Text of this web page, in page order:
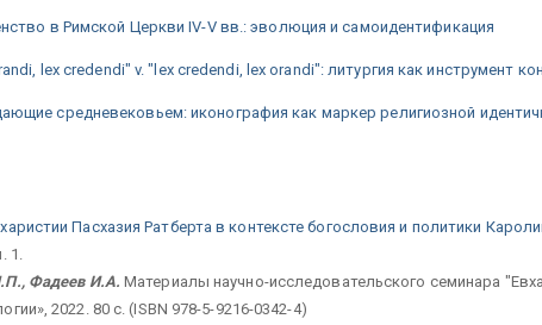
в Римской Церкви IV-V вв.: эволюция и самоидентификация
lex credendi" v. "lex credendi, lex orandi": литургия как инструмент
средневековьем: иконография как маркер религиозной
Пасхазия Ратберта в контексте богословия и политики
1.
Фадеев И.А. Материалы научно-исследовательского семинара
2022. 80 с. (ISBN 978-5-9216-0342-4)